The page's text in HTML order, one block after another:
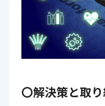
〇解決策と取